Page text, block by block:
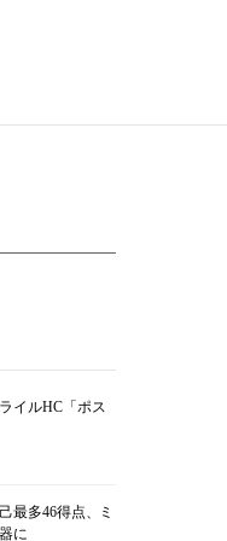
イルHC「ポス
最多46得点、ミ
に